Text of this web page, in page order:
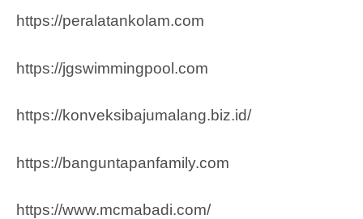
https://peralatankolam.com
https://jgswimmingpool.com
https://konveksibajumalang.biz.id/
https://banguntapanfamily.com
https://www.mcmabadi.com/